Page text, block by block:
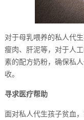
对于母乳喂养的私人代
瘦肉、肝泥等，对于人
素的配方奶粉，确保私
收。
寻求医疗帮助
面对私人代生孩子贫血